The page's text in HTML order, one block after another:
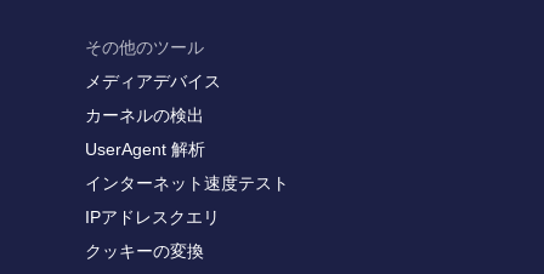
その他のツール
メディアデバイス
カーネルの検出
UserAgent 解析
インターネット速度テスト
IPアドレスクエリ
クッキーの変換